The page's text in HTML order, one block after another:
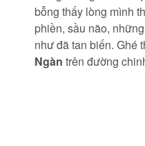
bỗng thấy lòng mình
phiền, sầu não,
như đã tan biến. Ghé
Ngàn trên đường